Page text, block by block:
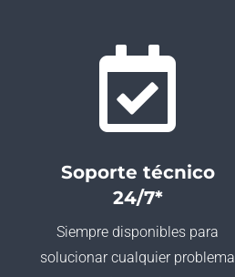

Soporte técnico
24/7*
Siempre disponibles para
solucionar cualquier problema